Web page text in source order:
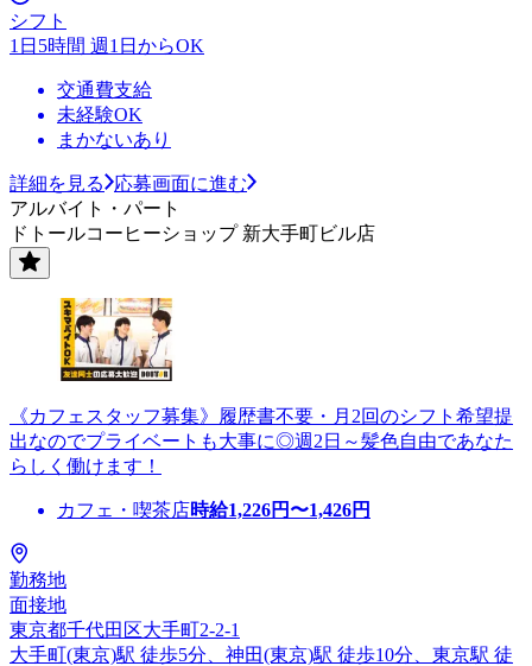
シフト
1日5時間 週1日からOK
交通費支給
未経験OK
まかないあり
詳細を見る
応募画面に進む
アルバイト・パート
ドトールコーヒーショップ 新大手町ビル店
《カフェスタッフ募集》履歴書不要・月2回のシフト希望提
出なのでプライベートも大事に◎週2日～髪色自由であなた
らしく働けます！
カフェ・喫茶店時給1,226円〜1,426円
勤務地
面接地
東京都千代田区大手町2-2-1
大手町(東京)駅 徒歩5分、神田(東京)駅 徒歩10分、東京駅 徒